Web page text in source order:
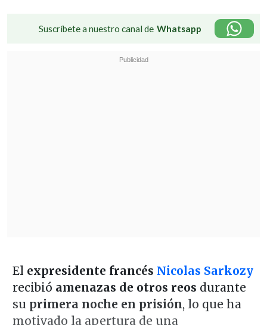
Suscríbete a nuestro canal de Whatsapp
El expresidente francés Nicolas Sarkozy
recibió amenazas de otros reos durante
su primera noche en prisión, lo que ha
motivado la apertura de una